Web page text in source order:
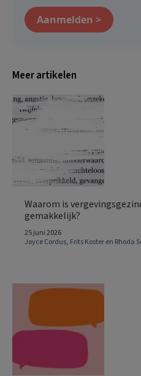
Aanmelden >
Meer artikelen
Waarom is
gemakkelijk?
25 juni 2026
Joyce Cordus, Frits Koster en Rhoda